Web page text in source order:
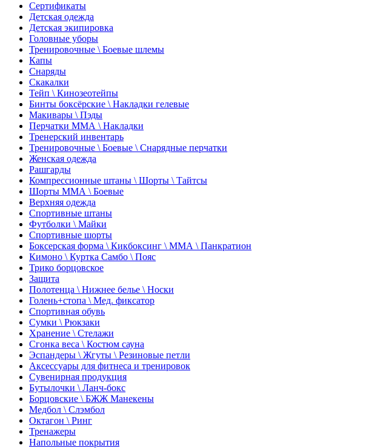
Сертификаты
Детская одежда
Детская экипировка
Головные уборы
Тренировочные \ Боевые шлемы
Капы
Снаряды
Скакалки
Тейп \ Кинозеотейпы
Бинты боксёрские \ Накладки гелевые
Макивары \ Пэды
Перчатки ММА \ Накладки
Тренерский инвентарь
Тренировочные \ Боевые \ Снарядные перчатки
Женская одежда
Рашгарды
Компрессионные штаны \ Шорты \ Тайтсы
Шорты ММА \ Боевые
Верхняя одежда
Спортивные штаны
Футболки \ Майки
Спортивные шорты
Боксерская форма \ Кикбоксинг \ ММА \ Панкратион
Кимоно \ Куртка Самбо \ Пояс
Трико борцовское
Защита
Полотенца \ Нижнее белье \ Носки
Голень+стопа \ Мед. фиксатор
Спортивная обувь
Сумки \ Рюкзаки
Хранение \ Стелажи
Сгонка веса \ Костюм сауна
Эспандеры \ Жгуты \ Резиновые петли
Аксессуары для фитнеса и тренировок
Сувенирная продукция
Бутылочки \ Ланч-бокс
Борцовские \ БЖЖ Манекены
Медбол \ Слэмбол
Октагон \ Ринг
Тренажеры
Напольные покрытия